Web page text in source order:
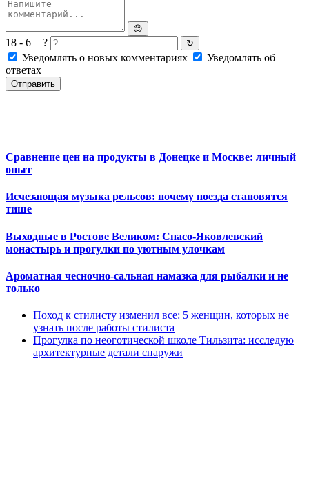
😊
18 - 6 = ? ↻
Уведомлять о новых комментариях
Уведомлять об
ответах
Отправить
Сравнение цен на продукты в Донецке и Москве: личный
опыт
Исчезающая музыка рельсов: почему поезда становятся
тише
Выходные в Ростове Великом: Спасо-Яковлевский
монастырь и прогулки по уютным улочкам
Ароматная чесночно-сальная намазка для рыбалки и не
только
Поход к стилисту изменил все: 5 женщин, которых не
узнать после работы стилиста
Прогулка по неоготической школе Тильзита: исследую
архитектурные детали снаружи